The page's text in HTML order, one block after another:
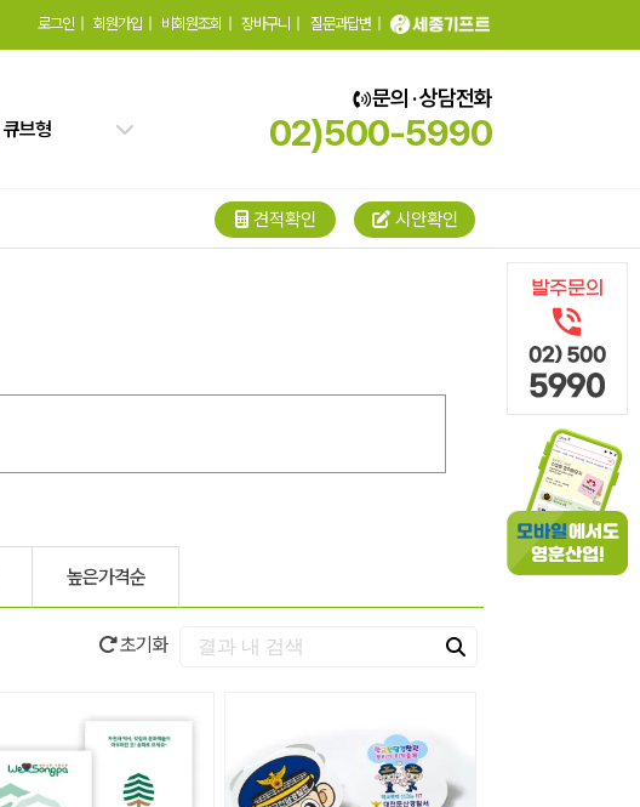
로그인 회원가입 비회원조회 장바구니 질문과답변
수첩형
모양형
문의 · 상담전화
02)500-5990
견적확인 시안확인
높은가격순
초기화